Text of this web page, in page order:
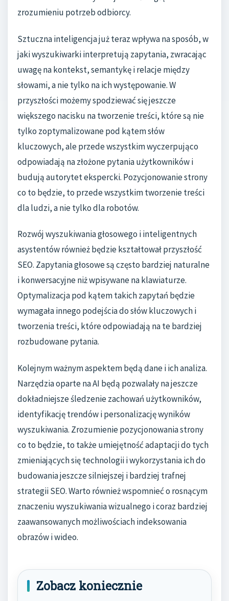
zrozumieniu potrzeb odbiorcy.
Sztuczna inteligencja już teraz wpływa na sposób, w
jaki wyszukiwarki interpretują zapytania, zwracając
uwagę na kontekst, semantykę i relacje między
słowami, a nie tylko na ich występowanie. W
przyszłości możemy spodziewać się jeszcze
większego nacisku na tworzenie treści, które są nie
tylko zoptymalizowane pod kątem słów
kluczowych, ale przede wszystkim wyczerpująco
odpowiadają na złożone pytania użytkowników i
budują autorytet ekspercki. Pozycjonowanie strony
co to będzie, to przede wszystkim tworzenie treści
dla ludzi, a nie tylko dla robotów.
Rozwój wyszukiwania głosowego i inteligentnych
asystentów również będzie kształtował przyszłość
SEO. Zapytania głosowe są często bardziej naturalne
i konwersacyjne niż wpisywane na klawiaturze.
Optymalizacja pod kątem takich zapytań będzie
wymagała innego podejścia do słów kluczowych i
tworzenia treści, które odpowiadają na te bardziej
rozbudowane pytania.
Kolejnym ważnym aspektem będą dane i ich analiza.
Narzędzia oparte na AI będą pozwalały na jeszcze
dokładniejsze śledzenie zachowań użytkowników,
identyfikację trendów i personalizację wyników
wyszukiwania. Zrozumienie pozycjonowania strony
co to będzie, to także umiejętność adaptacji do tych
zmieniających się technologii i wykorzystania ich do
budowania jeszcze silniejszej i bardziej trafnej
strategii SEO. Warto również wspomnieć o rosnącym
znaczeniu wyszukiwania wizualnego i coraz bardziej
zaawansowanych możliwościach indeksowania
obrazów i wideo.
Zobacz koniecznie